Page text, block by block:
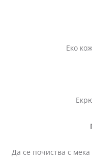
Еко
Да се почиства с